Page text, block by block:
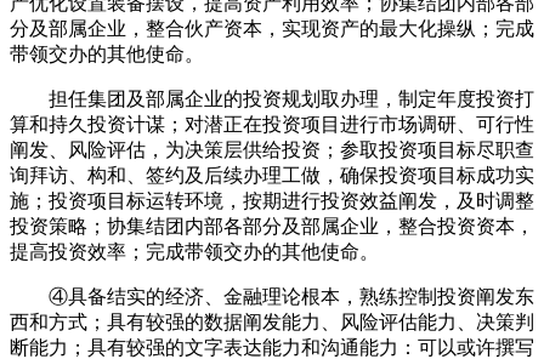
分及部属企业，整合伙产资本，实现资产的最大化操纵；完成
带领交办的其他使命。
担任集团及部属企业的投资规划取办理，制定年度投资打
算和持久投资计谋；对潜正在投资项目进行市场调研、可行性
阐发、风险评估，为决策层供给投资；参取投资项目标尽职查
询拜访、构和、签约及后续办理工做，确保投资项目标成功实
施；投资项目标运转环境，按期进行投资效益阐发，及时调整
投资策略；协集结团内部各部分及部属企业，整合投资资本，
提高投资效率；完成带领交办的其他使命。
④具备结实的经济、金融理论根本，熟练控制投资阐发东
西和方式；具有较强的数据阐发能力、风险评估能力、决策判
断能力；具有较强的文字表达能力和沟通能力：可以或许撰写